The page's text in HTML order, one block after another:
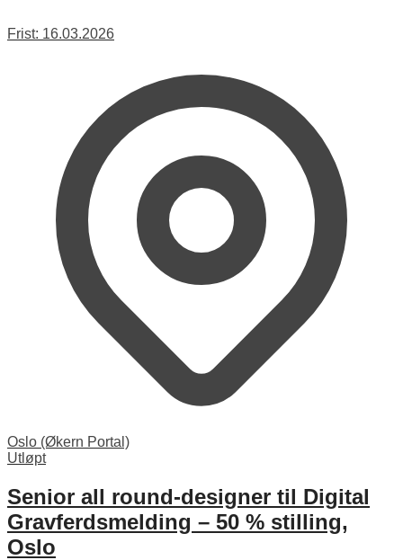
Frist: 16.03.2026
Oslo (Økern Portal)
Utløpt
Senior all round-designer til Digital
Gravferdsmelding – 50 % stilling,
Oslo